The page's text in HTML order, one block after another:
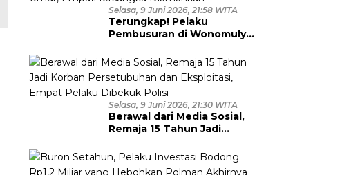
Selasa, 9 Juni 2026, 21:58 WITA
Terungkap! Pelaku
Pembusuran di Wonomulyo
Bawah Umur, Empat
Tersangka Diamankan
Selasa, 9 Juni 2026, 21:30 WITA
Berawal dari Media Sosial,
Remaja 15 Tahun Jadi
Eksploitasi, Empat Pelaku
Dibekuk Polisi